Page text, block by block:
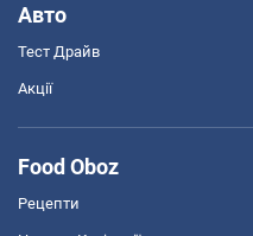
Авто
Тест Драйв
Акції
Food Oboz
Рецепти